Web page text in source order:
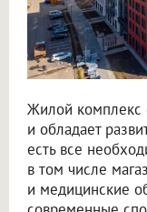
Жилой комплекс
и обладает
есть все
в том числе
и медицинские